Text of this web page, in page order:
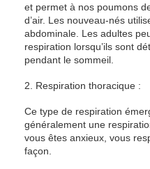
et permet à nos poumons
d’air. Les nouveau-nés
abdominale. Les adultes
respiration lorsqu’ils sont
pendant le sommeil.
2. Respiration thoracique :
Ce type de respiration
généralement une
vous êtes anxieux, vous
façon.